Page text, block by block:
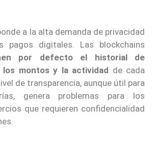
a la alta demanda de privacidad
pagos digitales. Las blockchains
por defecto el historial de
montos y la actividad de cada
de transparencia, aunque útil para
genera problemas para los
que requieren confidencialidad